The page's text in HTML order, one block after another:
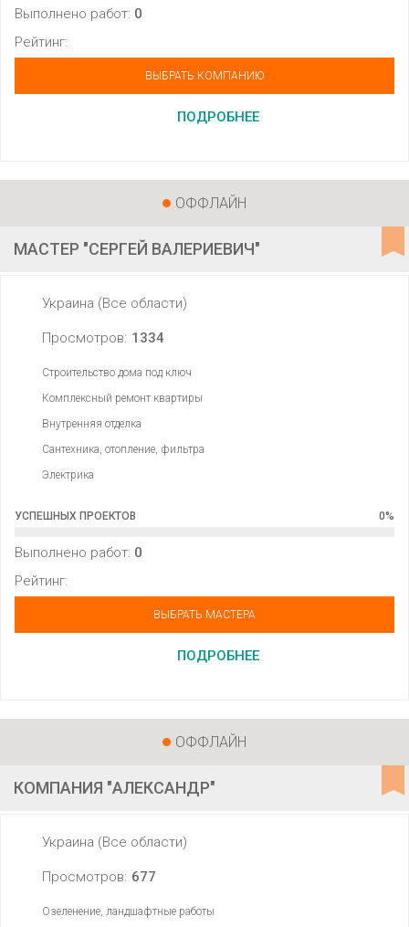
Выполнено работ: 0
Рейтинг:
ВЫБРАТЬ КОМПАНИЮ
ПОДРОБНЕЕ
ОФФЛАЙН
МАСТЕР "СЕРГЕЙ ВАЛЕРИЕВИЧ"
Украина (Все области)
Просмотров: 1334
Строительство дома под ключ
Комплексный ремонт квартиры
Внутренняя отделка
Сантехника, отопление, фильтра
Электрика
УСПЕШНЫХ ПРОЕКТОВ 0%
Выполнено работ: 0
Рейтинг:
ВЫБРАТЬ МАСТЕРА
ПОДРОБНЕЕ
ОФФЛАЙН
КОМПАНИЯ "АЛЕКСАНДР"
Украина (Все области)
Просмотров: 677
Озеленение, ландшафтные работы